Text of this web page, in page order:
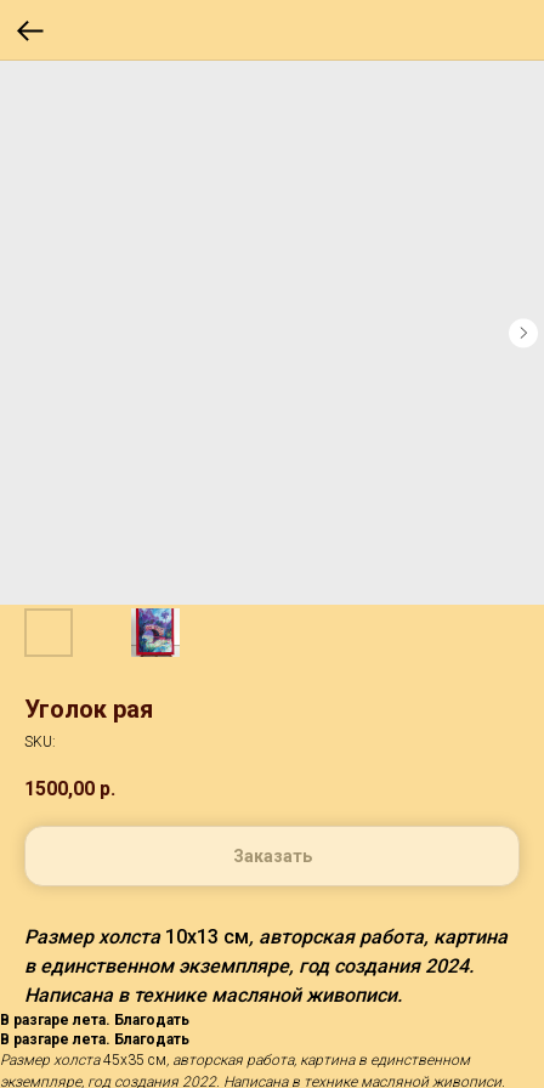
Уголок рая
SKU:
1500,00 р.
Заказать
Размер холста10х13 см, авторская работа, картина
в единственном экземпляре, год создания 2024.
Написана в технике масляной живописи.
В разгаре лета. Благодать
В разгаре лета. Благодать
Размер холста45х35 см, авторская работа, картина в единственном
экземпляре, год создания 2022. Написана в технике масляной живописи.